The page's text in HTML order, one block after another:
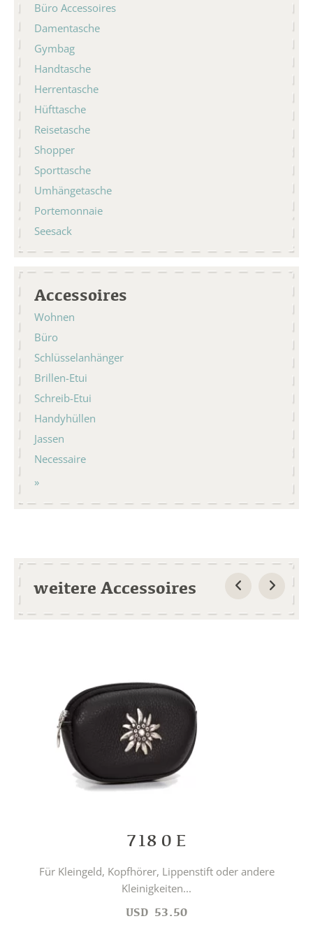
Büro Accessoires
Damentasche
Gymbag
Handtasche
Herrentasche
Hüfttasche
Reisetasche
Shopper
Sporttasche
Umhängetasche
Portemonnaie
Seesack
Accessoires
Wohnen
Büro
Schlüsselanhänger
Brillen-Etui
Schreib-Etui
Handyhüllen
Jassen
Necessaire
weitere Accessoires
718 0 E
Für Kleingeld, Kopfhörer, Lippenstift oder andere
Kleinigkeiten...
USD 53.50